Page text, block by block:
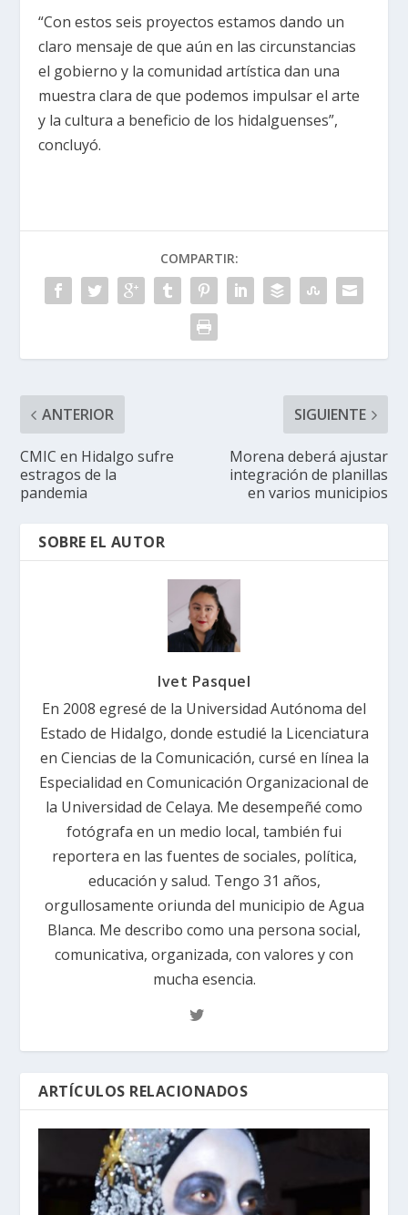
“Con estos seis proyectos estamos dando un
claro mensaje de que aún en las circunstancias
el gobierno y la comunidad artística dan una
muestra clara de que podemos impulsar el arte
y la cultura a beneficio de los hidalguenses”,
concluyó.
COMPARTIR:
ANTERIOR
CMIC en Hidalgo sufre
estragos de la
pandemia
SIGUIENTE
Morena deberá ajustar
integración de planillas
en varios municipios
SOBRE EL AUTOR
Ivet Pasquel
En 2008 egresé de la Universidad Autónoma del
Estado de Hidalgo, donde estudié la Licenciatura
en Ciencias de la Comunicación, cursé en línea la
Especialidad en Comunicación Organizacional de
la Universidad de Celaya. Me desempeñé como
fotógrafa en un medio local, también fui
reportera en las fuentes de sociales, política,
educación y salud. Tengo 31 años,
orgullosamente oriunda del municipio de Agua
Blanca. Me describo como una persona social,
comunicativa, organizada, con valores y con
mucha esencia.
ARTÍCULOS RELACIONADOS